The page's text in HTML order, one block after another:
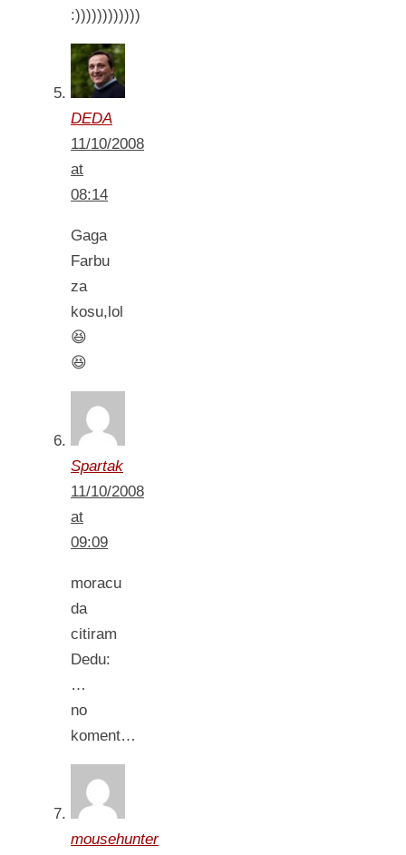
:))))))))))))
DEDA
11/10/2008
at
08:14
Gaga
Farbu
za
kosu,lol
😆
😆
Spartak
11/10/2008
at
09:09
moracu
da
citiram
Dedu:
…
no
koment…
mousehunter